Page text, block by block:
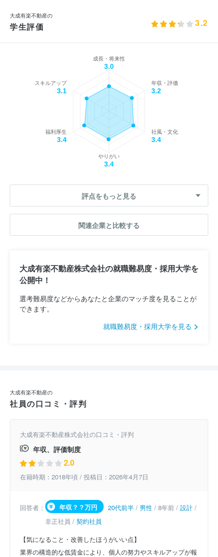
大成有楽不動産の
学生評価 3.2
成長・将来性
3.0
年収・評価
3.2
社風・文化
3.4
やりがい
3.4
福利厚生
3.4
スキルアップ
3.1
評点をもっと見る
関連企業と比較する
大成有楽不動産株式会社の就職難易度・採用大学を
公開中！
選考難易度などからあなたと企業のマッチ度を見ることが
できます。
就職難易度・採用大学を見る
大成有楽不動産の
社員の口コミ・評判
大成有楽不動産株式会社の口コミ・評判
年収、評価制度
2.0
在籍時期：2018年頃 / 投稿日：2026年4月7日
回答者： 年収？？万円 20代前半 / 男性 / 8年前 /設計 /
非正社員 / 契約社員
【気になること・改善したほうがいい点】
業界の構造的な低賃金により、個人の努力やスキルアップが報